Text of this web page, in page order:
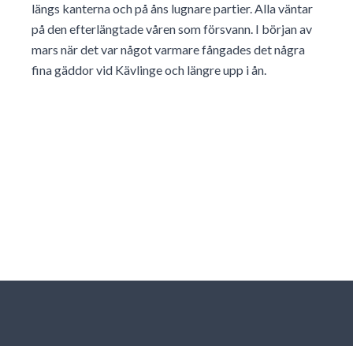
längs kanterna och på åns lugnare partier. Alla väntar
på den efterlängtade våren som försvann. I början av
mars när det var något varmare fångades det några
fina gäddor vid Kävlinge och längre upp i ån.